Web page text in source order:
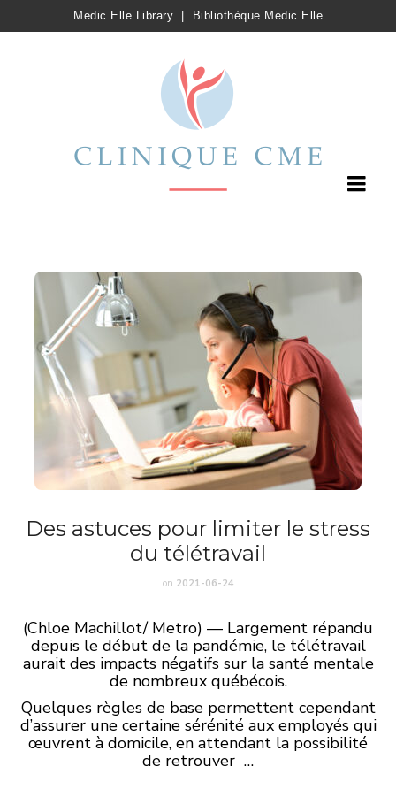
Medic Elle Library Bibliothèque Medic Elle
Des astuces pour limiter le stress
du télétravail
on 2021-06-24
(Chloe Machillot/ Metro) — Largement répandu
depuis le début de la pandémie, le télétravail
aurait des impacts négatifs sur la santé mentale
de nombreux québécois.
Quelques règles de base permettent cependant
d’assurer une certaine sérénité aux employés qui
œuvrent à domicile, en attendant la possibilité
de retrouver …